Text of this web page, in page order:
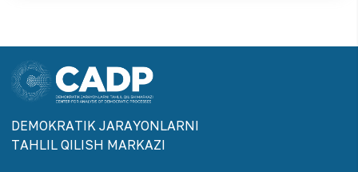
DEMOKRАTIK JАRАYONLАRNI
TАHLIL QILISH MАRKАZI